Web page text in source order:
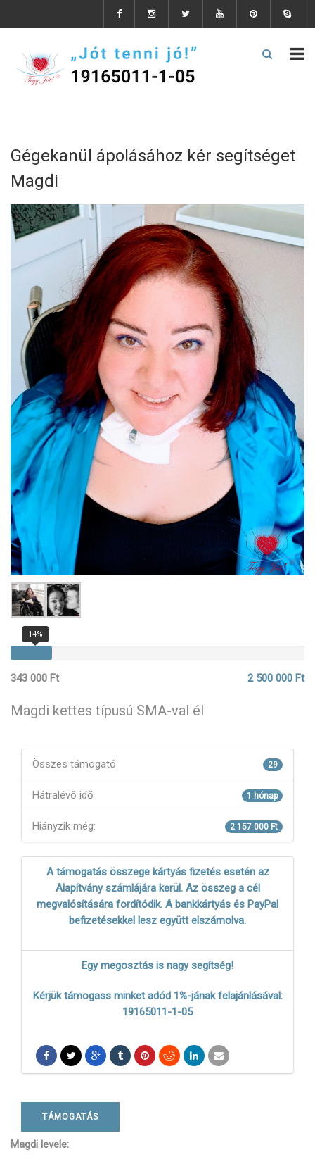
Gégekanül ápolásához kér segítséget
Magdi
14%
343 000 Ft 2 500 000 Ft
Magdi kettes típusú SMA-val él
Összes támogató 29
Hátralévő idő 1 hónap
Hiányzik még: 2 157 000 Ft
A támogatás összege kártyás fizetés esetén az
Alapítvány számlájára kerül. Az összeg a cél
megvalósítására fordítódik. A bankkártyás és PayPal
befizetésekkel lesz együtt elszámolva.
Egy megosztás is nagy segítség!
Kérjük támogass minket adód 1%-jának felajánlásával:
19165011-1-05
TÁMOGATÁS
Magdi levele: